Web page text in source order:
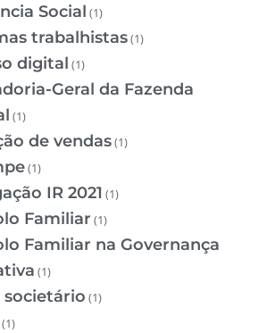
Social (1)
trabalhistas(1)
digital (1)
Geral da Fazenda
(1)
de vendas(1)
(1)
IR 2021 (1)
Familiar (1)
Familiar na Governança
(1)
societário (1)
(1)